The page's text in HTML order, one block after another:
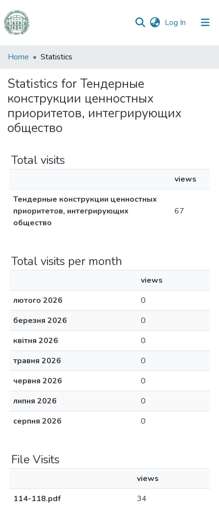
Log In (current)
Communities
Collections
All of DSpace
Home Statistics
Statistics for Тендерные
конструкции ценностных
приоритетов, интегрирующих
общество
Total visits
views
Тендерные конструкции ценностных
приоритетов, интегрирующих
общество
67
Total visits per month
views
лютого 2026
0
березня 2026
0
квітня 2026
0
травня 2026
0
червня 2026
0
липня 2026
0
серпня 2026
0
File Visits
views
114-118.pdf
34